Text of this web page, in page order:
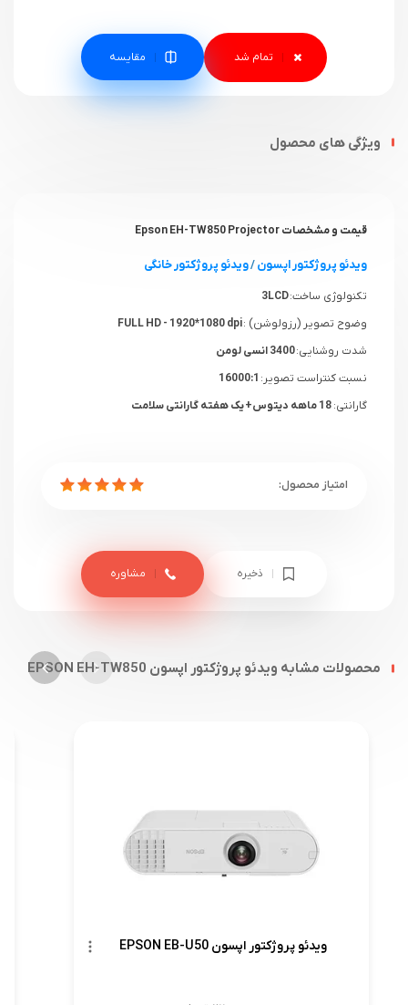
مقایسه
ویژگی های محصول
قیمت و مشخصات Epson EH-TW850 Projector
ویدئو پروژکتور اپسون/ویدئو پروژکتور خانگی
تکنولوژی ساخت:3LCD
وضوح تصویر (رزولوشن) :
شدت روشنایی:3400 انسی لومن
نسبت کنتراست تصویر:
گارانتی:
ذخیره مشاوره
محصولات مشابه ویدئو پروژکتور اپسون EPSON EH-TW850
ویدئو پروژکتور اپسون EPSON EB-U50